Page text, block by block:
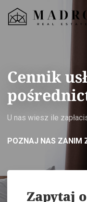
Cennik
U nas wiesz ile
POZNAJ NAS ZANIM
Zapytaj